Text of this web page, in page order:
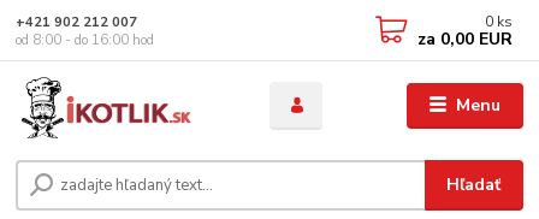
Menu
Hľadať
+421 902 212 007
od 8:00 - do 16:00 hod
0 ks
za 0,00 EUR